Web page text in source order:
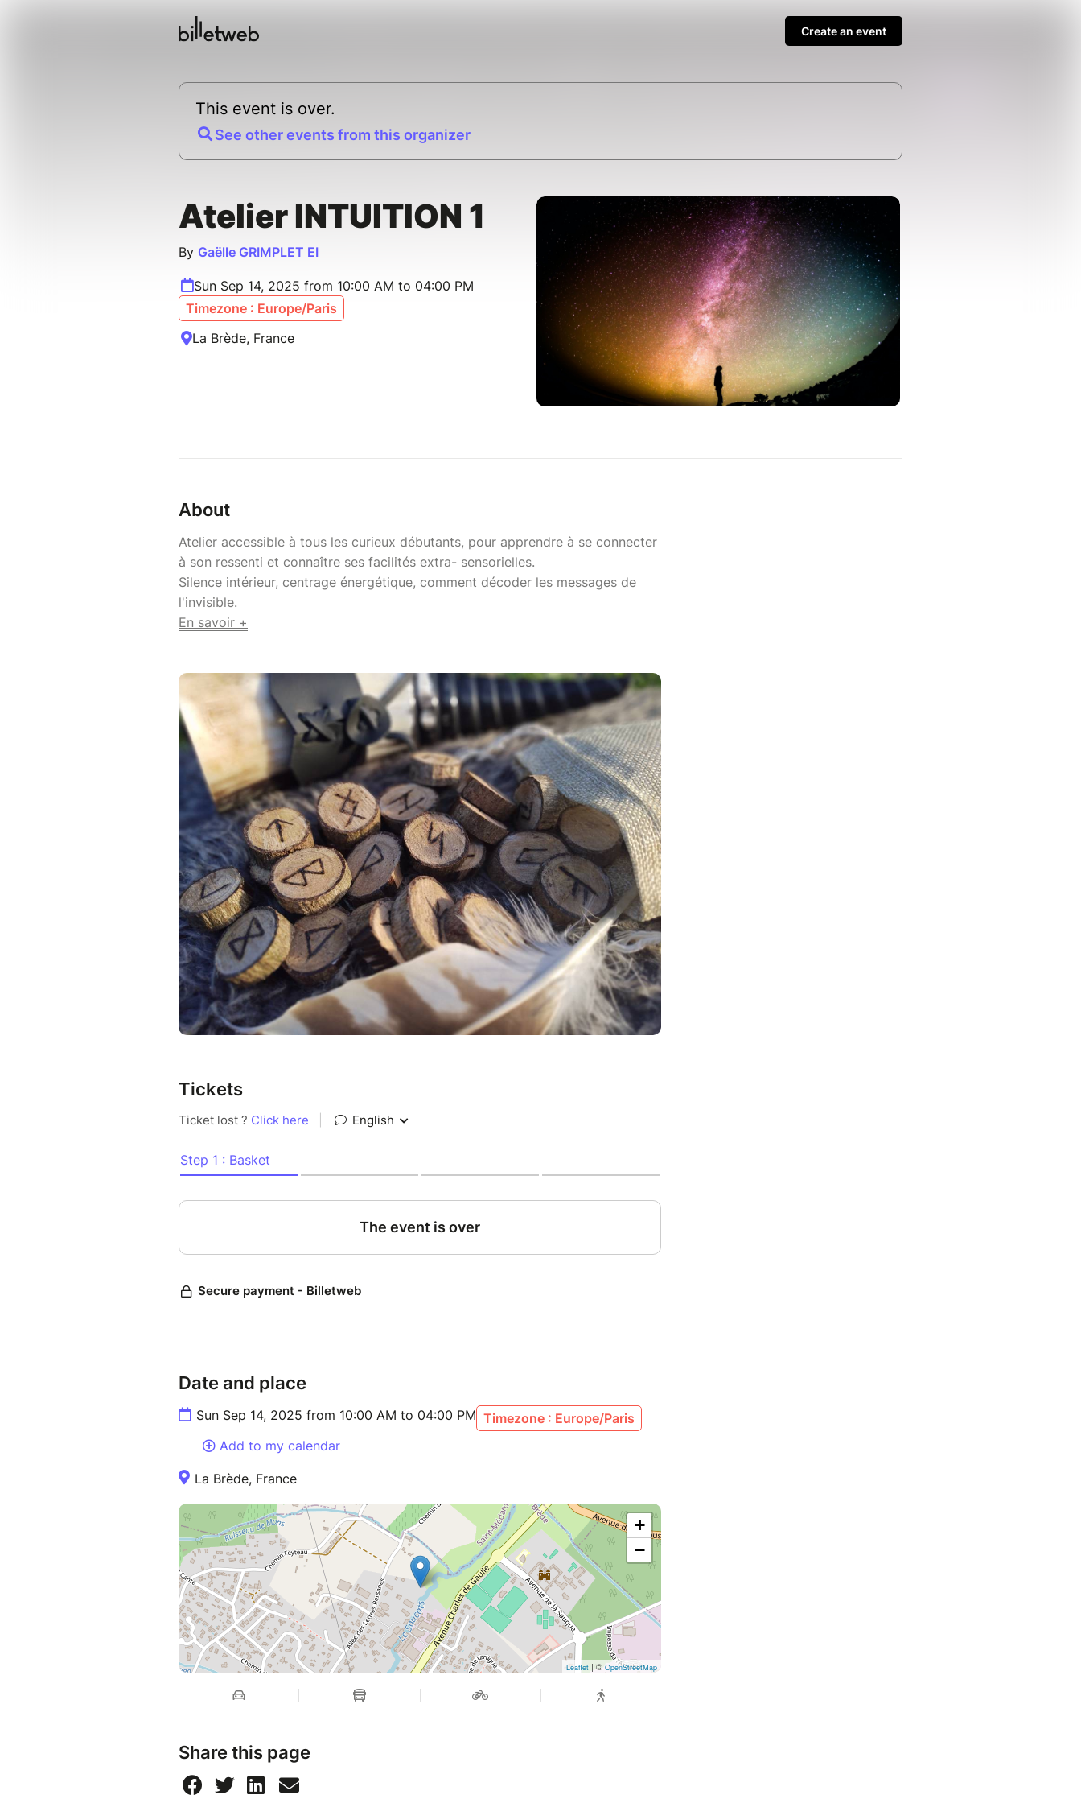
Create an event
This event is over.
See other events from this organizer
Atelier INTUITION 1
By Gaëlle GRIMPLET EI
Sun Sep 14, 2025 from 10:00 AM to 04:00 PM
Timezone : Europe/Paris
La Brède, France
About
Atelier accessible à tous les curieux débutants, pour apprendre à se connecter
à son ressenti et connaître ses facilités extra- sensorielles.
Silence intérieur, centrage énergétique, comment décoder les messages de
l'invisible.
En savoir +
Tickets
Date and place
Sun Sep 14, 2025 from 10:00 AM to 04:00 PM Timezone : Europe/Paris
Add to my calendar
La Brède, France
+
−
Leaflet | © OpenStreetMap
Share this page